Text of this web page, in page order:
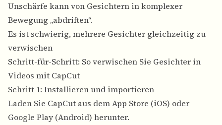
Unschärfe kann von Gesichtern in komplexer
Bewegung „abdriften“.
Es ist schwierig, mehrere Gesichter gleichzeitig zu
verwischen
Schritt-für-Schritt: So verwischen Sie Gesichter in
Videos mit CapCut
Schritt 1: Installieren und importieren
Laden Sie CapCut aus dem App Store (iOS) oder
Google Play (Android) herunter.